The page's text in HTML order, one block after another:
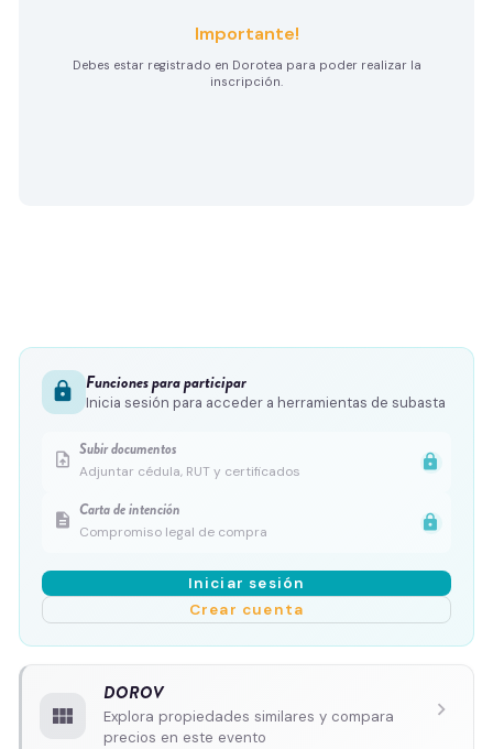
Importante!
Debes estar registrado en Dorotea para poder realizar la
inscripción.
lock Funciones para participar
Inicia sesión para acceder a herramientas de subasta
upload_file Subir documentos
Adjuntar cédula, RUT y certificados
lock
description Carta de intención
Compromiso legal de compra
lock
Iniciar sesión
Crear cuenta
view_module
DOROV
Explora propiedades similares y compara
precios en este evento
chevron_right